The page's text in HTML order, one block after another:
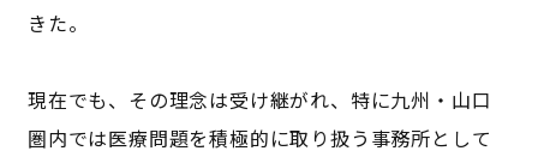
きた。
現在でも、その理念は受け継がれ、特に九州・山口
圏内では医療問題を積極的に取り扱う事務所として